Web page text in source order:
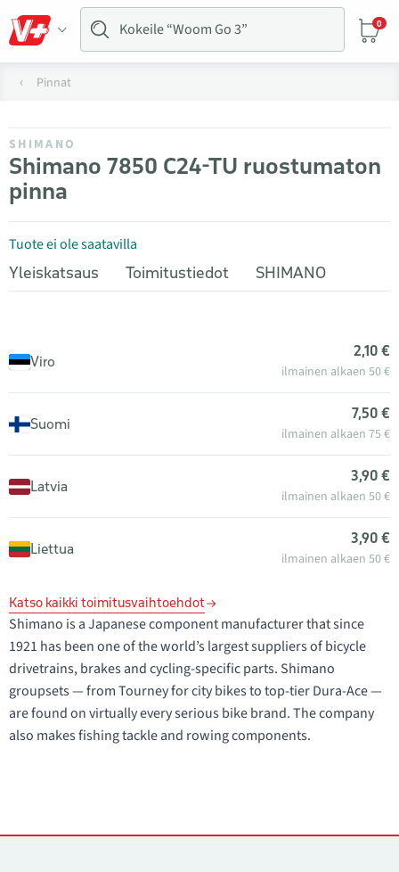
0
Pinnat
SHIMANO
Shimano 7850 C24-TU ruostumaton
pinna
Tuote ei ole saatavilla
Yleiskatsaus
Toimitustiedot SHIMANO
Viro
2,10 €
ilmainen alkaen 50 €
Suomi
7,50 €
ilmainen alkaen 75 €
Latvia
3,90 €
ilmainen alkaen 50 €
Liettua
3,90 €
ilmainen alkaen 50 €
Katso kaikki toimitusvaihtoehdot
Shimano is a Japanese component manufacturer that since
1921 has been one of the world’s largest suppliers of bicycle
drivetrains, brakes and cycling-specific parts. Shimano
groupsets — from Tourney for city bikes to top-tier Dura-Ace —
are found on virtually every serious bike brand. The company
also makes fishing tackle and rowing components.